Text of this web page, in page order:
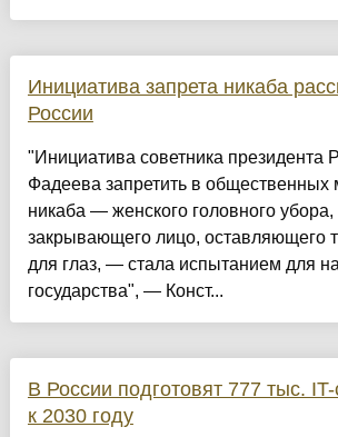
Инициатива запрета никаба
России
"Инициатива советника президента
Фадеева запретить в общественных
никаба — женского головного
закрывающего лицо, оставляющего
для глаз, — стала испытанием для
государства", — Конст...
В России подготовят 777 тыс.
к 2030 году